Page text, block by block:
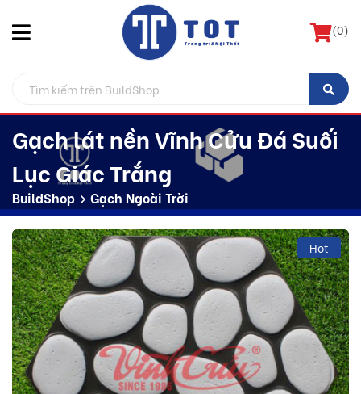
(0)
Gạch lát nền Vĩnh Cửu Đá Suối
Lục Giác Trắng
BuildShop Gạch Ngoài Trời
Hot